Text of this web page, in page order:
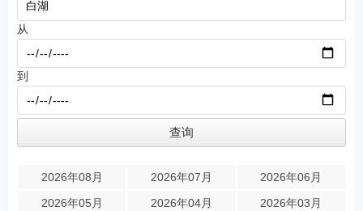
从
到
2026年08月 2026年07月
2026年06月
2026年05月
2026年04月
2026年03月